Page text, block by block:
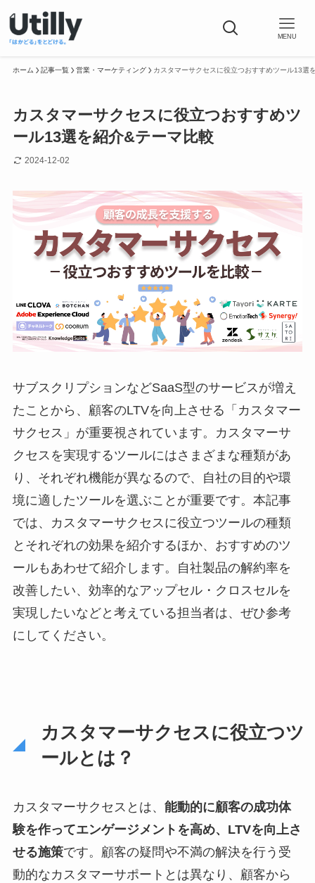
MENU
ホーム 記事一覧 営業・マーケティング カスタマーサクセスに役立つおすすめツール13選
カスタマーサクセスに役立つおすすめツ
ール13選を紹介&テーマ比較
2024-12-02
サブスクリプションなどSaaS型のサービスが増え
たことから、顧客のLTVを向上させる「カスタマー
サクセス」が重要視されています。カスタマーサ
クセスを実現するツールにはさまざまな種類があ
り、それぞれ機能が異なるので、自社の目的や環
境に適したツールを選ぶことが重要です。本記事
では、カスタマーサクセスに役立つツールの種類
とそれぞれの効果を紹介するほか、おすすめのツ
ールもあわせて紹介します。自社製品の解約率を
改善したい、効率的なアップセル・クロスセルを
実現したいなどと考えている担当者は、ぜひ参考
にしてください。
カスタマーサクセスに役立つツ
ールとは？
カスタマーサクセスとは、 能動的に顧客の成功体
験を作ってエンゲージメントを高め、LTVを向上さ
せる施策です。顧客の疑問や不満の解決を行う受
動的なカスタマーサポートとは異なり、顧客から